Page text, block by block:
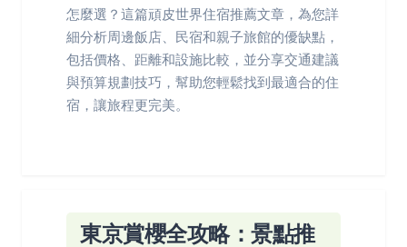
怎麼選？這篇頑皮世界住宿推薦文章，為您詳
細分析周邊飯店、民宿和親子旅館的優缺點，
包括價格、距離和設施比較，並分享交通建議
與預算規劃技巧，幫助您輕鬆找到最適合的住
宿，讓旅程更完美。
東京賞櫻全攻略：景點推